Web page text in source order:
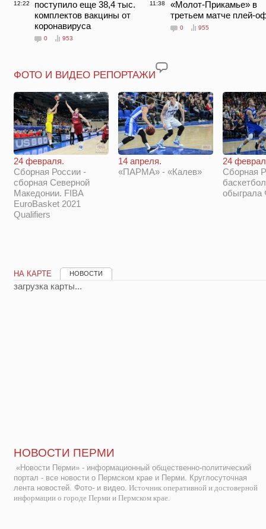
12:22
поступило еще 38,4 тыс.
комплектов вакцины от
коронавируса
0 953
11:38
«Молот-Прикамье» в
третьем матче плей-
0 955
ФОТО И ВИДЕО РЕПОРТАЖИ
24 февраля.
Сборная России -
сборная Северной
Македонии. FIBA
EuroBasket 2021
Qualifiers
14 апреля.
«ПАРМА» - «Калев»
24
Сборная
обыграла
НА КАРТЕ НОВОСТИ
загрузка карты...
НОВОСТИ ПЕРМИ
«Новости Перми» - информационный общественно-политический
портал - все новости о Пермском крае и Перми. Круглосуточная
лента новостей. Фото- и видео. Источник оперативной и достоверной
информации о городе Перми и Пермском крае.